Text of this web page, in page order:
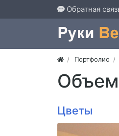
Обратная
Портфолио
Цветы